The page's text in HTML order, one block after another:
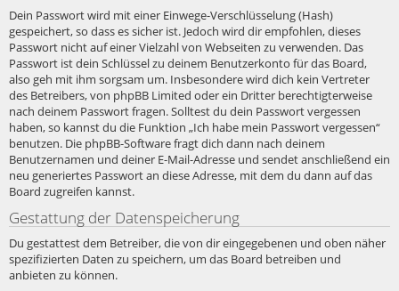
Dein Passwort wird mit einer Einwege-Verschlüsselung (Hash)
gespeichert, so dass es sicher ist. Jedoch wird dir empfohlen, dieses
Passwort nicht auf einer Vielzahl von Webseiten zu verwenden. Das
Passwort ist dein Schlüssel zu deinem Benutzerkonto für das Board,
also geh mit ihm sorgsam um. Insbesondere wird dich kein Vertreter
des Betreibers, von phpBB Limited oder ein Dritter berechtigterweise
nach deinem Passwort fragen. Solltest du dein Passwort vergessen
haben, so kannst du die Funktion „Ich habe mein Passwort vergessen“
benutzen. Die phpBB-Software fragt dich dann nach deinem
Benutzernamen und deiner E-Mail-Adresse und sendet anschließend ein
neu generiertes Passwort an diese Adresse, mit dem du dann auf das
Board zugreifen kannst.
Gestattung der Datenspeicherung
Du gestattest dem Betreiber, die von dir eingegebenen und oben näher
spezifizierten Daten zu speichern, um das Board betreiben und
anbieten zu können.